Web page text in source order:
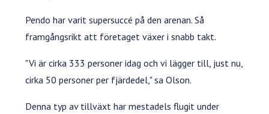
Pendo har varit supersuccé på den arenan. Så
framgångsrikt att företaget växer i snabb takt.
"Vi är cirka 333 personer idag och vi lägger till, just nu,
cirka 50 personer per fjärdedel," sa Olson.
Denna typ av tillväxt har mestadels flugit under